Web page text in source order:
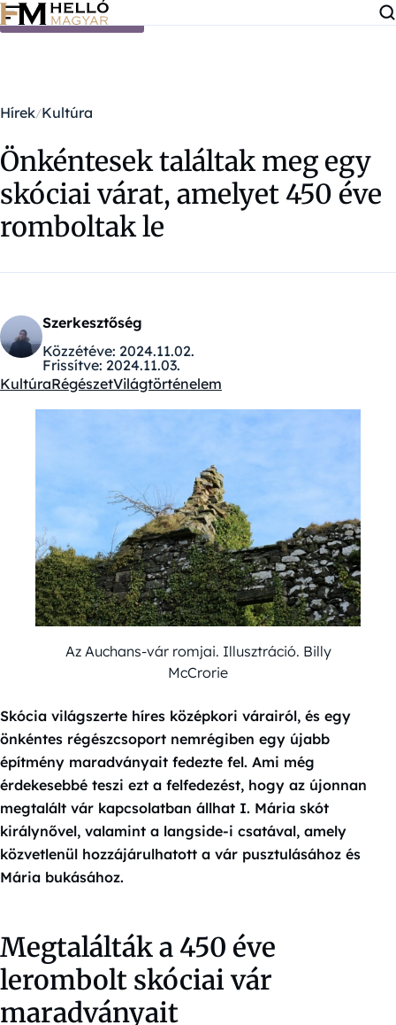
Ugrás a tartalomra
Hírek Kultúra
Önkéntesek találtak meg egy
skóciai várat, amelyet 450 éve
romboltak le
Szerkesztőség
Közzétéve: 2024.11.02.
Frissítve: 2024.11.03.
Kategóriák:
KultúraRégészetVilágtörténelem
Az Auchans-vár romjai. Illusztráció. Billy
McCrorie
Skócia világszerte híres középkori várairól, és egy
önkéntes régészcsoport nemrégiben egy újabb
építmény maradványait fedezte fel. Ami még
érdekesebbé teszi ezt a felfedezést, hogy az újonnan
megtalált vár kapcsolatban állhat I. Mária skót
királynővel, valamint a langside-i csatával, amely
közvetlenül hozzájárulhatott a vár pusztulásához és
Mária bukásához.
Megtalálták a 450 éve
lerombolt skóciai vár
maradványait